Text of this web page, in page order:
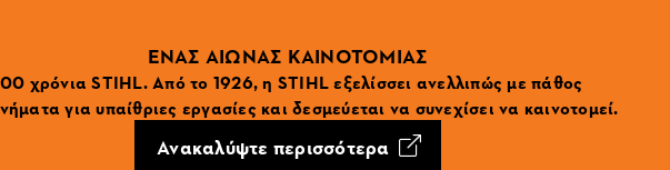
ΕΝΑΣ ΑΙΩΝΑΣ ΚΑΙΝΟΤΟΜΙΑΣ
χρόνια STIHL. Από το 1926, η STIHL εξελίσσει ανελλιπώς με πάθος
για υπαίθριες εργασίες και δεσμεύεται να συνεχίσει να καινοτομεί.
Ανακαλύψτε περισσότερα